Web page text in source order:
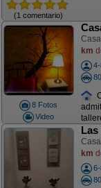
(1 comentario)
8 Fotos
Video
km
Las
km